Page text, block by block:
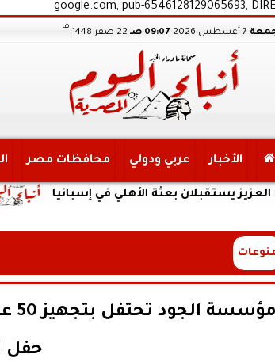
google.com, pub-6546128129065693,
09:07 صـ 22 صفر 1448
هـ
الأخبار عربي ودولي محافظات مصر
بعثة الأهلي في إسبانيا
حفل